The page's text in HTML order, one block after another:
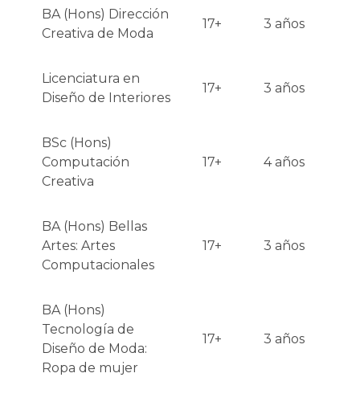
BA (Hons) Dirección
Creativa de Moda
17+ 3 años
Licenciatura en
Diseño de Interiores
17+ 3 años
BSc (Hons)
Computación
Creativa
17+ 4 años
BA (Hons) Bellas
Artes: Artes
Computacionales
17+ 3 años
BA (Hons)
Tecnología de
Diseño de Moda:
Ropa de mujer
17+ 3 años